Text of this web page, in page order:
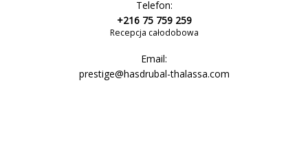
Telefon:
+216 75 759 259
Recepcja całodobowa
Email:
prestige@hasdrubal-thalassa.com